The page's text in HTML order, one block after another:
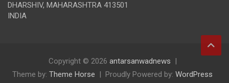
DHARSHIV, MAHARASHTRA 413501
INDIA
Copyright © 2026 antarsanwadnews
Theme by: Theme Horse Proudly Powered by: WordPress